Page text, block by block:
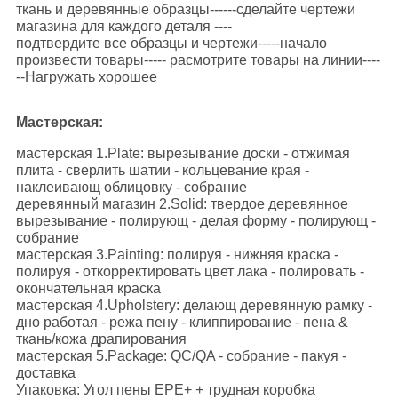
ткань и деревянные образцы------сделайте чертежи
магазина для каждого деталя ----
подтвердите все образцы и чертежи-----начало
произвести товары----- расмотрите товары на линии----
--Нагружать хорошее
Мастерская:
мастерская 1.Plate: вырезывание доски - отжимая
плита - сверлить шатии - кольцевание края -
наклеивающ облицовку - собрание
деревянный магазин 2.Solid: твердое деревянное
вырезывание - полирующ - делая форму - полирующ -
собрание
мастерская 3.Painting: полируя - нижняя краска -
полируя - откорректировать цвет лака - полировать -
окончательная краска
мастерская 4.Upholstery: делающ деревянную рамку -
дно работая - режа пену - клиппирование - пена &
ткань/кожа драпирования
мастерская 5.Package: QC/QA - собрание - пакуя -
доставка
Упаковка: Угол пены EPE+ + трудная коробка